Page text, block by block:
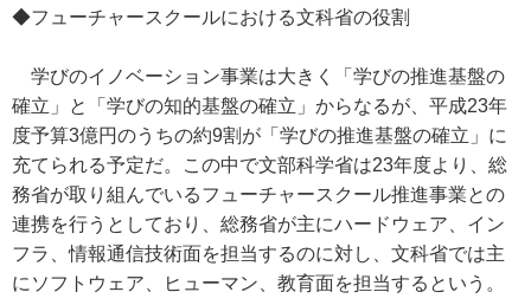
◆フューチャースクールにおける文科省の役割
学びのイノベーション事業は大きく「学びの推進基盤の
確立」と「学びの知的基盤の確立」からなるが、平成23年
度予算3億円のうちの約9割が「学びの推進基盤の確立」に
充てられる予定だ。この中で文部科学省は23年度より、総
務省が取り組んでいるフューチャースクール推進事業との
連携を行うとしており、総務省が主にハードウェア、イン
フラ、情報通信技術面を担当するのに対し、文科省では主
にソフトウェア、ヒューマン、教育面を担当するという。